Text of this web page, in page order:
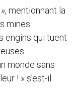
mentionnant la
mines
engins qui tuent
monde sans
! » s’est-il